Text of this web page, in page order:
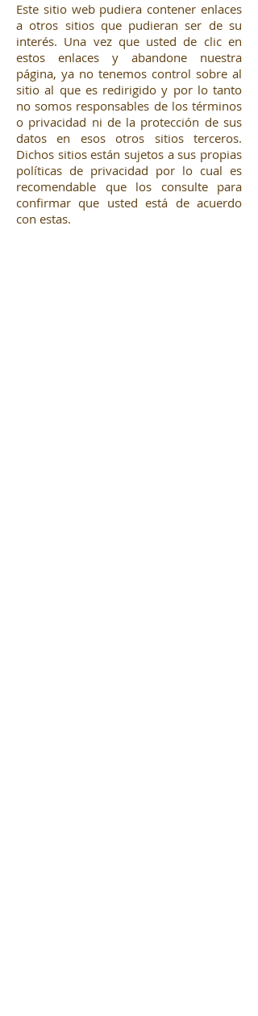
Este sitio web pudiera contener enlaces
a otros sitios que pudieran ser de su
interés. Una vez que usted de clic en
estos enlaces y abandone nuestra
página, ya no tenemos control sobre al
sitio al que es redirigido y por lo tanto
no somos responsables de los términos
o privacidad ni de la protección de sus
datos en esos otros sitios terceros.
Dichos sitios están sujetos a sus propias
políticas de privacidad por lo cual es
recomendable que los consulte para
confirmar que usted está de acuerdo
con estas.